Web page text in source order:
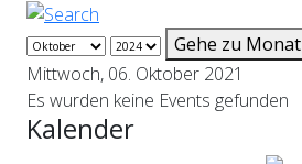
Gehe zu Monat
Mittwoch, 06. Oktober 2021
Es wurden keine Events gefunden
Kalender